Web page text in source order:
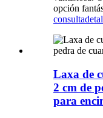
opción
consulta
Laxa de
2 cm de
para